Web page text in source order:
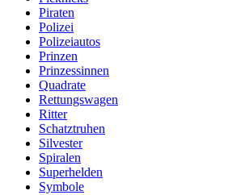
Piraten
Polizei
Polizeiautos
Prinzen
Prinzessinnen
Quadrate
Rettungswagen
Ritter
Schatztruhen
Silvester
Spiralen
Superhelden
Symbole